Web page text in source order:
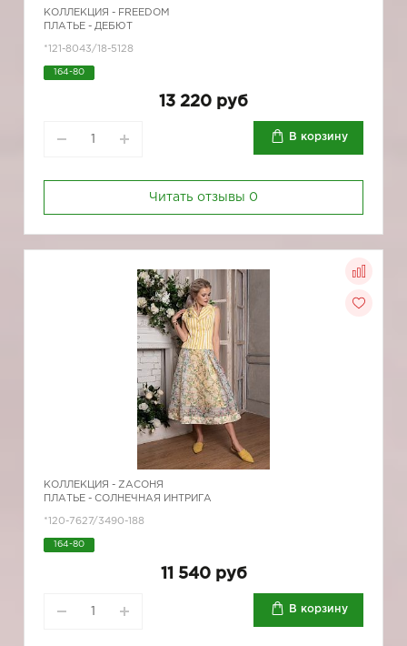
КОЛЛЕКЦИЯ - FREEDOM
ПЛАТЬЕ - ДЕБЮТ
*121-8043/18-5128
164-80
13 220 руб
В корзину
Читать отзывы 0
КОЛЛЕКЦИЯ - ZAСОНЯ
ПЛАТЬЕ - СОЛНЕЧНАЯ ИНТРИГА
*120-7627/3490-188
164-80
11 540 руб
В корзину